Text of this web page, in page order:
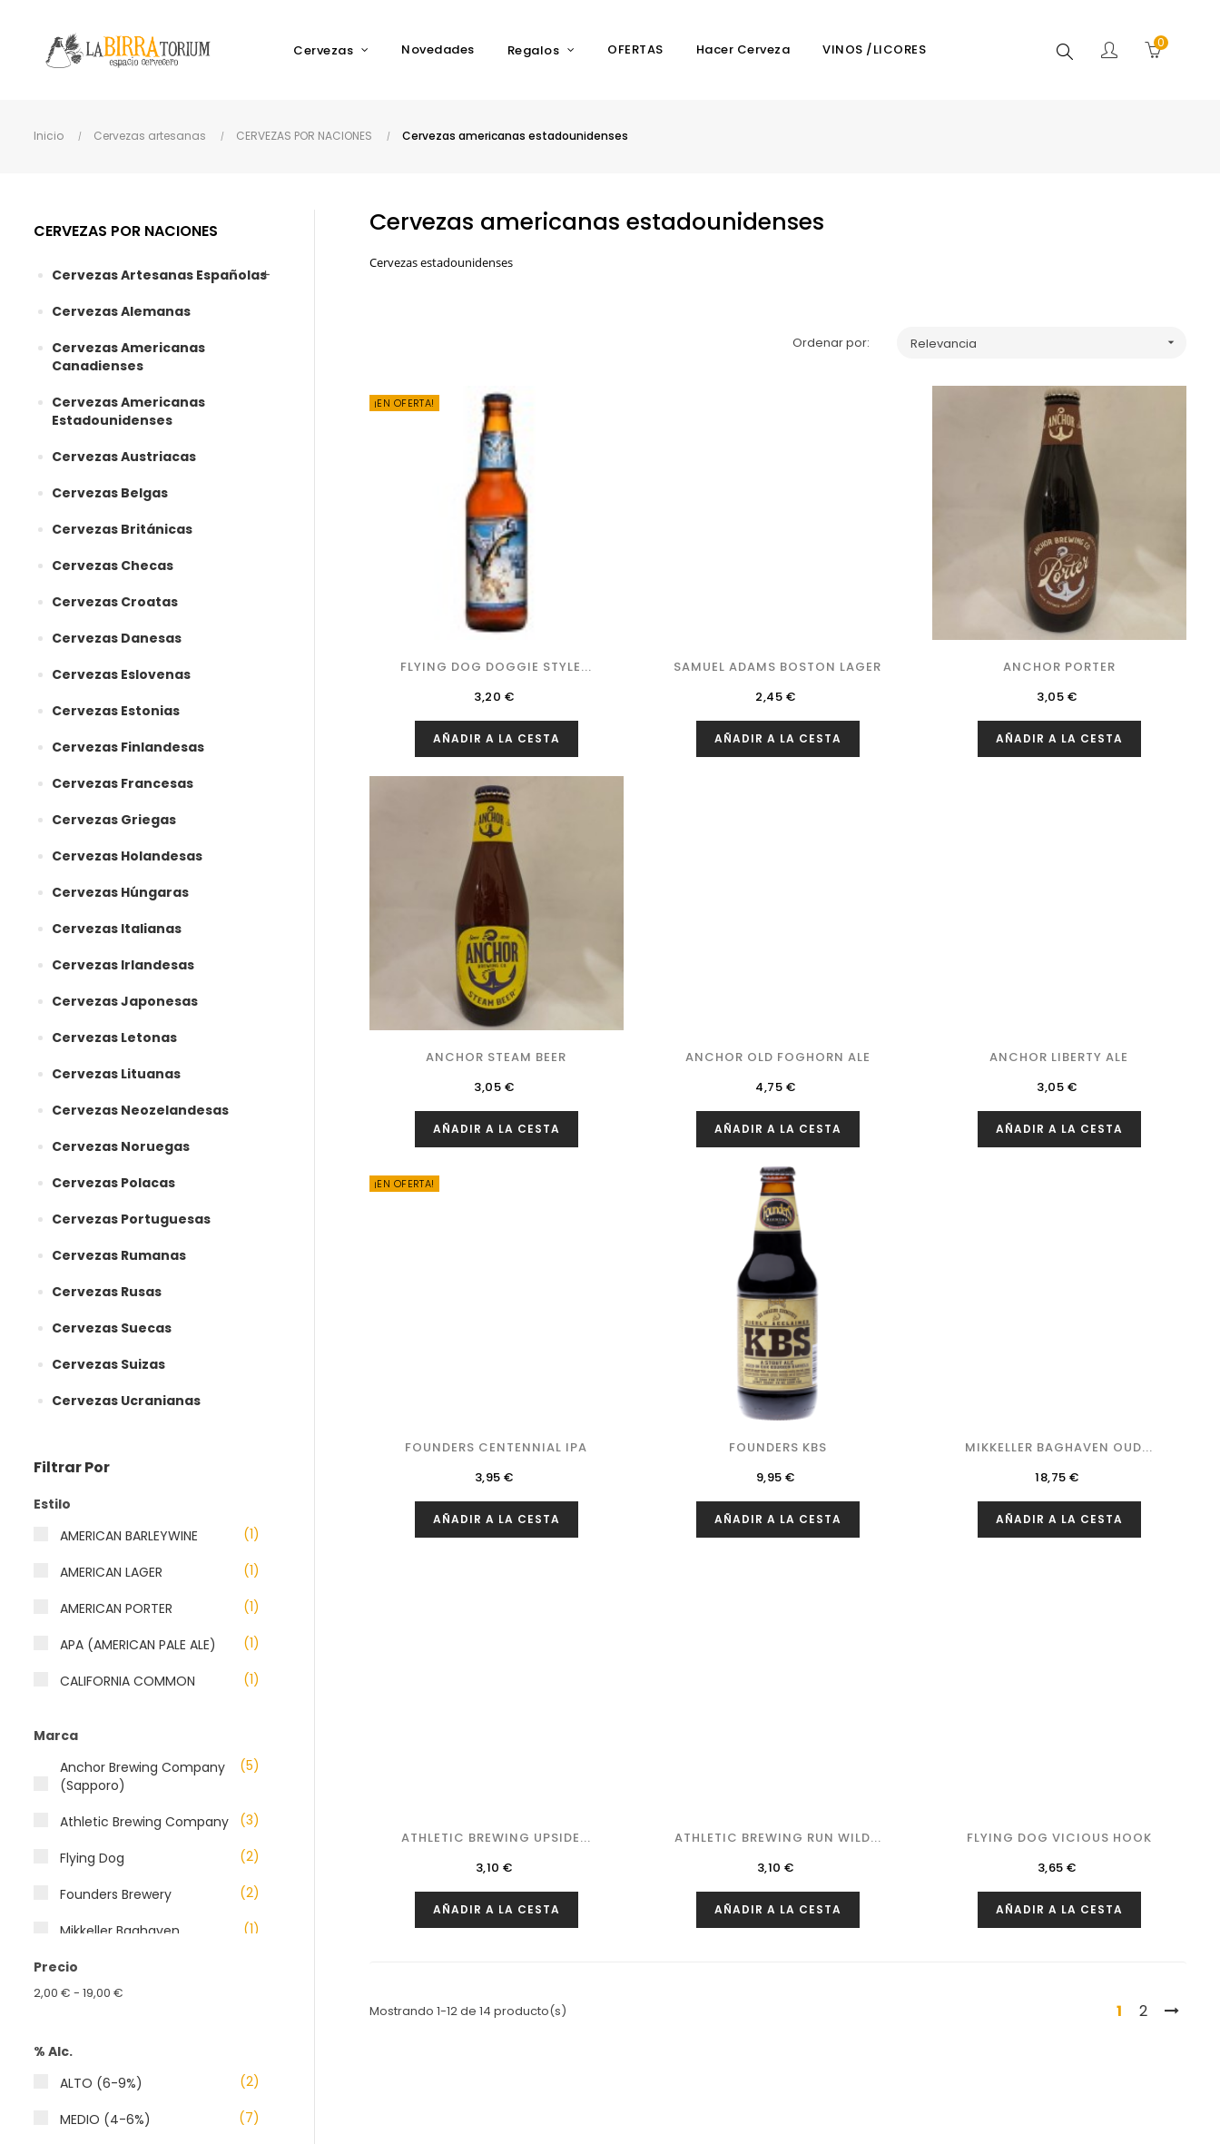
Cervezas Novedades Regalos OFERTAS Hacer Cerveza VINOS /LICORES Buscar 0
Inicio Cervezas artesanas CERVEZAS POR NACIONES Cervezas americanas estadounidenses
CERVEZAS POR NACIONES
Cervezas Artesanas Españolas
Cervezas Alemanas
Cervezas Americanas
Canadienses
Cervezas Americanas
Estadounidenses
Cervezas Austriacas
Cervezas Belgas
Cervezas Británicas
Cervezas Checas
Cervezas Croatas
Cervezas Danesas
Cervezas Eslovenas
Cervezas Estonias
Cervezas Finlandesas
Cervezas Francesas
Cervezas Griegas
Cervezas Holandesas
Cervezas Húngaras
Cervezas Italianas
Cervezas Irlandesas
Cervezas Japonesas
Cervezas Letonas
Cervezas Lituanas
Cervezas Neozelandesas
Cervezas Noruegas
Cervezas Polacas
Cervezas Portuguesas
Cervezas Rumanas
Cervezas Rusas
Cervezas Suecas
Cervezas Suizas
Cervezas Ucranianas
Filtrar Por
Estilo
AMERICAN BARLEYWINE
(1)
AMERICAN LAGER (1)
AMERICAN PORTER (1)
APA (AMERICAN PALE ALE) (1)
CALIFORNIA COMMON (1)
IMPERIAL STOUT
IPA (INDIA PALE ALE) (3)
SIN ALCOHOL (2)
SOUR (1)
Marca
Anchor Brewing Company
(Sapporo)
(5)
Athletic Brewing Company (3)
Flying Dog (2)
Founders Brewery (2)
Mikkeller Baghaven (1)
Samuel Adams
Precio
2,00 € - 19,00 €
% Alc.
ALTO (6-9%)
(2)
MEDIO (4-6%) (7)
Cervezas americanas estadounidenses
Cervezas estadounidenses
Ordenar por: Relevancia 
¡EN OFERTA!
FLYING DOG DOGGIE STYLE...
Precio
3,20 €
AÑADIR A LA CESTA
SAMUEL ADAMS BOSTON LAGER
Precio
2,45 €
AÑADIR A LA CESTA
ANCHOR PORTER
Precio
3,05 €
AÑADIR A LA CESTA
ANCHOR STEAM BEER
Precio
3,05 €
AÑADIR A LA CESTA
ANCHOR OLD FOGHORN ALE
Precio
4,75 €
AÑADIR A LA CESTA
ANCHOR LIBERTY ALE
Precio
3,05 €
AÑADIR A LA CESTA
¡EN OFERTA!
FOUNDERS CENTENNIAL IPA
Precio
3,95 €
AÑADIR A LA CESTA
FOUNDERS KBS
Precio
9,95 €
AÑADIR A LA CESTA
MIKKELLER BAGHAVEN OUD...
Precio
18,75 €
AÑADIR A LA CESTA
ATHLETIC BREWING UPSIDE...
Precio
3,10 €
AÑADIR A LA CESTA
ATHLETIC BREWING RUN WILD...
Precio
3,10 €
AÑADIR A LA CESTA
FLYING DOG VICIOUS HOOK
Precio
3,65 €
AÑADIR A LA CESTA
Mostrando 1-12 de 14 producto(s) 1 2